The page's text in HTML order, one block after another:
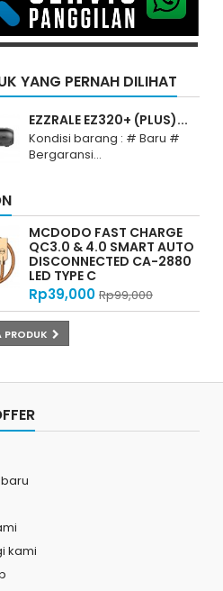
YANG PERNAH DILIHAT
EZZRALE EZ320+ (PLUS)...
Kondisi barang : # Baru #
Bergaransi...
MCDODO FAST CHARGE
QC3.0 & 4.0 SMART AUTO
DISCONNECTED CA-2880
LED TYPE C
Rp‎39,000 Rp‎99,000
PRODUK
kami